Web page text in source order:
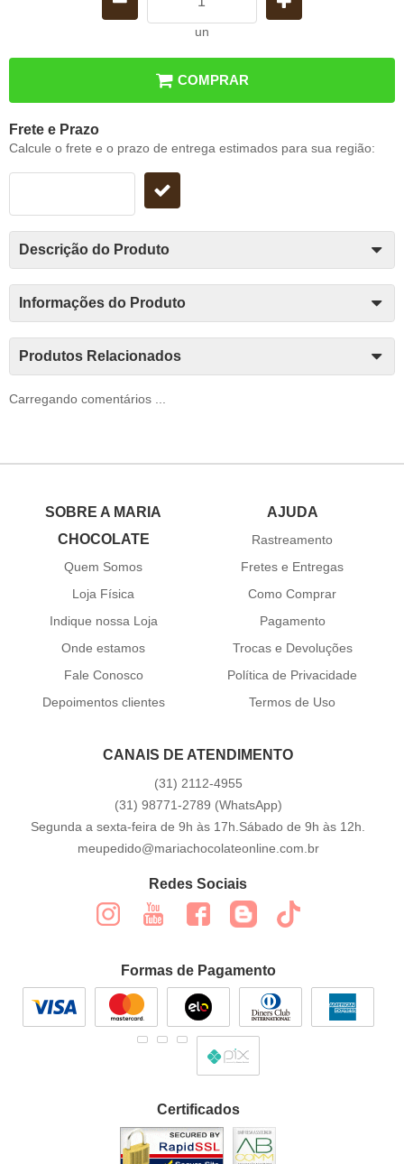
un
COMPRAR
Frete e Prazo
Calcule o frete e o prazo de entrega estimados para sua região:
Descrição do Produto
Informações do Produto
Produtos Relacionados
Carregando comentários ...
SOBRE A MARIA
CHOCOLATE
Quem Somos
Loja Física
Indique nossa Loja
Onde estamos
Fale Conosco
Depoimentos clientes
AJUDA
Rastreamento
Fretes e Entregas
Como Comprar
Pagamento
Trocas e Devoluções
Política de Privacidade
Termos de Uso
CANAIS DE ATENDIMENTO
(31) 2112-4955
(31) 98771-2789 (WhatsApp)
Segunda a sexta-feira de 9h às 17h.Sábado de 9h às 12h.
meupedido@mariachocolateonline.com.br
Redes Sociais
Formas de Pagamento
Certificados